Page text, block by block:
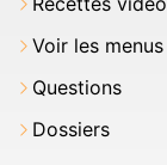
Voir les menus
Questions
Dossiers